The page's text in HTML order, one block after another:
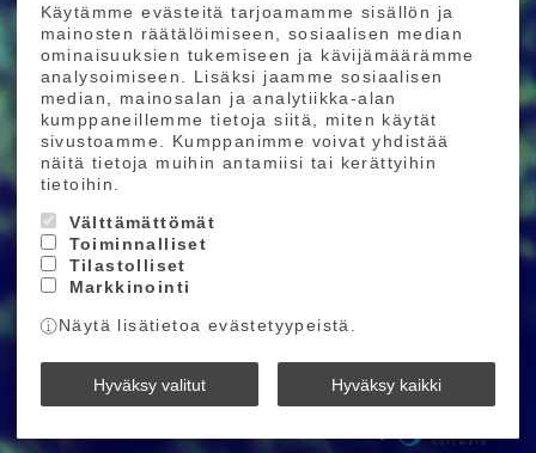
Käytämme evästeitä tarjoamamme sisällön ja
mainosten räätälöimiseen, sosiaalisen median
ominaisuuksien tukemiseen ja kävijämäärämme
analysoimiseen. Lisäksi jaamme sosiaalisen
median, mainosalan ja analytiikka-alan
kumppaneillemme tietoja siitä, miten käytät
sivustoamme. Kumppanimme voivat yhdistää
näitä tietoja muihin antamiisi tai kerättyihin
tietoihin.
Välttämättömät
Toiminnalliset
Tilastolliset
Markkinointi
Näytä lisätietoa evästetyypeistä.
Hyväksy valitut Hyväksy kaikki
Ride More – Pyöräkauppa ja pyörähuolto
Helsingissä
TILAA UUTISKIRJEEMME
Tilaamalla uutiskirjeemme saat uusimmat edut
suoraan sähköpostiisi.
Hyväksyn henkilötietojen tallentamisen (
Ride More © 2026